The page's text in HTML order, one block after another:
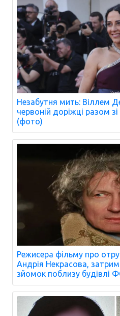
Незабутня мить: Віллем
червоній доріжці разом
(фото)
Режисера фільму про
Андрія Некрасова,
зйомок поблизу будівлі